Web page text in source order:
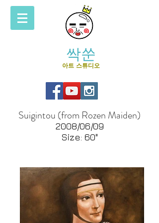
싹쑨
아트 스튜디오
Suigintou (from Rozen Maiden)
2008/06/09
Size: 60"